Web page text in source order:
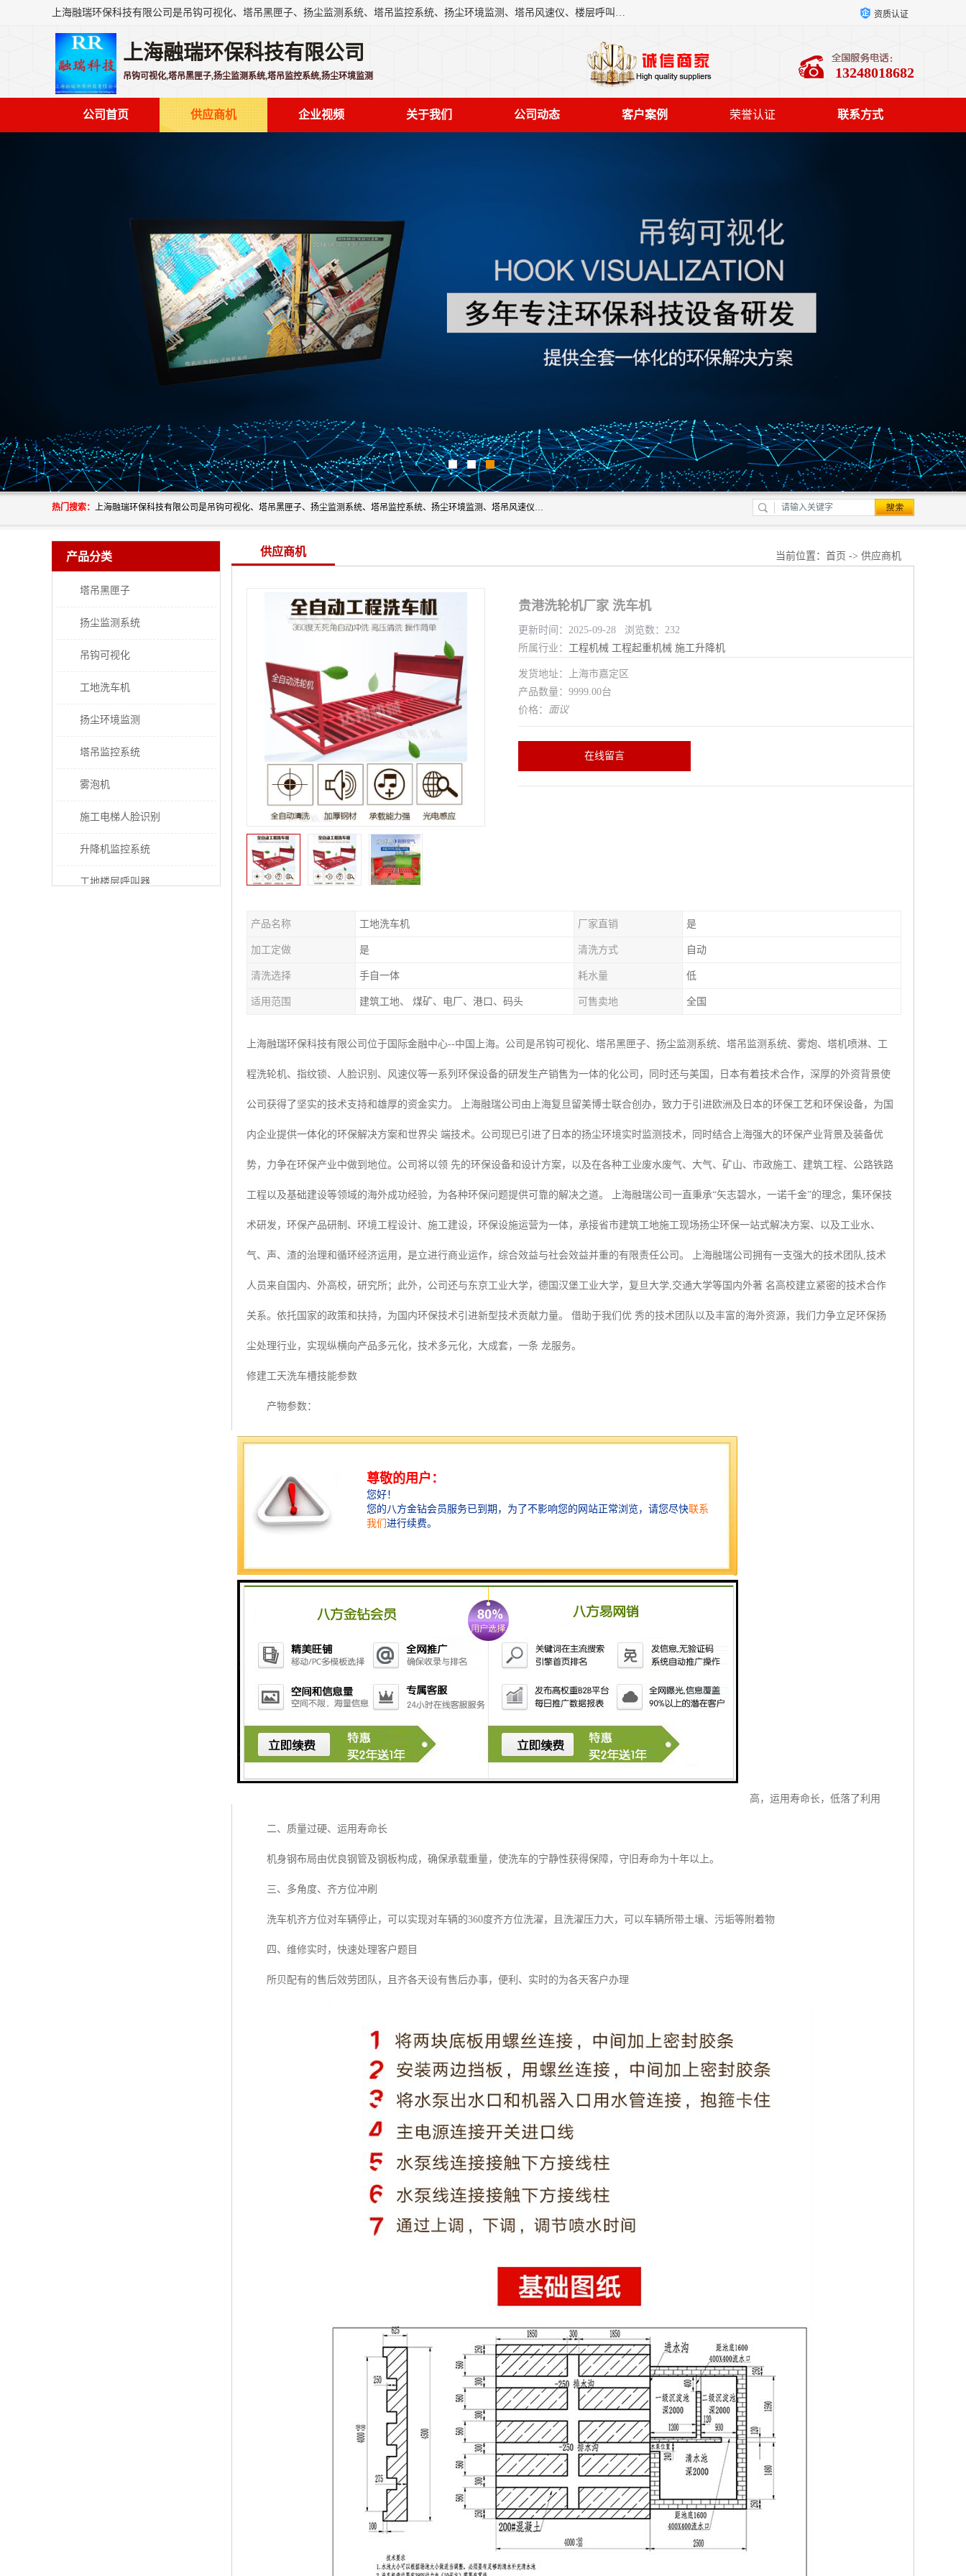
上海融瑞环保科技有限公司是吊钩可视化、塔吊黑匣子、扬尘监测系统、塔吊监控系统、扬尘环境监测、塔吊风速仪、楼层呼叫器、主令控制器、人脸识别、风速仪等一系列环保设备的研发生产销售为一体的专业化公司。 资质认证
上海融瑞环保科技有限公司
吊钩可视化,塔吊黑匣子,扬尘监测系统,塔吊监控系统,扬尘环境监测 13248018682
公司首页 供应商机 企业视频 关于我们 公司动态 客户案例 荣誉认证 联系方式
热门搜索： 上海融瑞环保科技有限公司是吊钩可视化、塔吊黑匣子、扬尘监测系统、塔吊监控系统、扬尘环境监测、塔吊风速仪、楼层呼叫器、主令控制器、人脸识别、风速仪等一系列环保设备的研发生产销售为一体的专业化公司。
产品分类
塔吊黑匣子
扬尘监测系统
吊钩可视化
工地洗车机
扬尘环境监测
塔吊监控系统
雾泡机
施工电梯人脸识别
升降机监控系统
工地楼层呼叫器
供应商机 当前位置： 首页 -> 供应商机
贵港洗轮机厂家 洗车机
更新时间：2025-09-28 浏览数：232
所属行业： 工程机械 工程起重机械 施工升降机
发货地址：上海市嘉定区
产品数量：9999.00台
价格： 面议
在线留言
产品名称 工地洗车机 厂家直销 是
加工定做 是 清洗方式 自动
清洗选择 手自一体 耗水量 低
适用范围 建筑工地、 煤矿、电厂、港口、码头 可售卖地 全国
上海融瑞环保科技有限公司位于国际金融中心--中国上海。公司是吊钩可视化、塔吊黑匣子、扬尘监测系统、塔吊监测系统、雾炮、塔机喷淋、工
程洗轮机、指纹锁、人脸识别、风速仪等一系列环保设备的研发生产销售为一体的化公司，同时还与美国，日本有着技术合作，深厚的外资背景使
公司获得了坚实的技术支持和雄厚的资金实力。 上海融瑞公司由上海复旦留美博士联合创办，致力于引进欧洲及日本的环保工艺和环保设备，为国
内企业提供一体化的环保解决方案和世界尖 端技术。公司现已引进了日本的扬尘环境实时监测技术，同时结合上海强大的环保产业背景及装备优
势，力争在环保产业中做到地位。公司将以领 先的环保设备和设计方案，以及在各种工业废水废气、大气、矿山、市政施工、建筑工程、公路铁路
工程以及基础建设等领域的海外成功经验，为各种环保问题提供可靠的解决之道。 上海融瑞公司一直秉承“矢志碧水，一诺千金”的理念，集环保技
术研发，环保产品研制、环境工程设计、施工建设，环保设施运营为一体，承接省市建筑工地施工现场扬尘环保一站式解决方案、以及工业水、
气、声、渣的治理和循环经济运用，是立进行商业运作，综合效益与社会效益并重的有限责任公司。 上海融瑞公司拥有一支强大的技术团队,技术
人员来自国内、外高校，研究所；此外，公司还与东京工业大学，德国汉堡工业大学，复旦大学,交通大学等国内外著 名高校建立紧密的技术合作
关系。依托国家的政策和扶持，为国内环保技术引进新型技术贡献力量。 借助于我们优 秀的技术团队以及丰富的海外资源，我们力争立足环保扬
尘处理行业，实现纵横向产品多元化，技术多元化，大成套，一条 龙服务。
修建工天洗车槽技能参数
产物参数：
型号 SB-100T SB-120T
合用车辆 150吨以下工程车、渣土、混凝土等运输车辆
启动方法 机器式启动
冲刷 0-60 S（可按照要求调剂）
利用水量 10-15L/辆
装备功率 5.5KW-7.5KW-22.5（可选）
掌握 主动/手动/遥控（选配）
修建工天洗车槽运用
修建工天洗车机接纳电脑节制，轻松实现无人值守，能大大低落，机械的启动节制日本光电感到器，精准度极高，运用寿命长，低落了利用
二、质量过硬、运用寿命长
机身钢布局由优良钢管及钢板构成，确保承载重量，使洗车的宁静性获得保障，守旧寿命为十年以上。
三、多角度、齐方位冲刷
洗车机齐方位对车辆停止，可以实现对车辆的360度齐方位洗濯，且洗濯压力大，可以车辆所带土壤、污垢等附着物
四、维修实时，快速处理客户题目
所贝配有的售后效劳团队，且齐各天设有售后办事，便利、实时的为各天客户办理